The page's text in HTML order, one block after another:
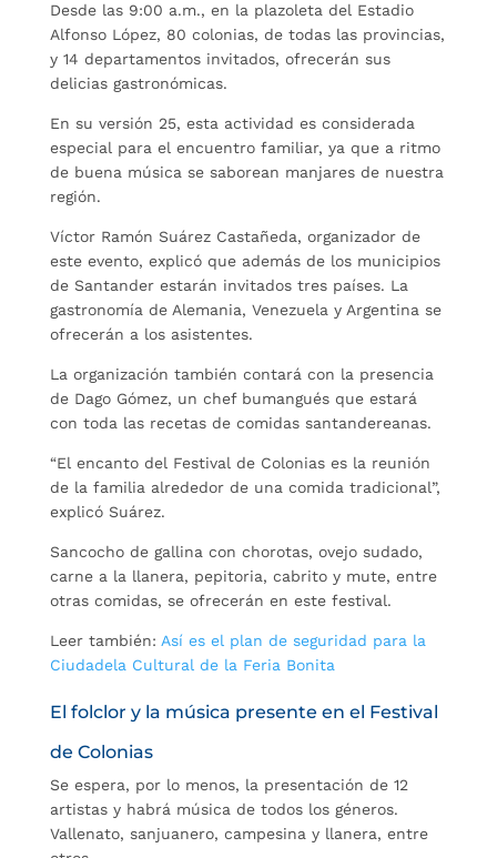
Desde las 9:00 a.m., en la plazoleta del Estadio
Alfonso López, 80 colonias, de todas las provincias,
y 14 departamentos invitados, ofrecerán sus
delicias gastronómicas.
En su versión 25, esta actividad es considerada
especial para el encuentro familiar, ya que a ritmo
de buena música se saborean manjares de nuestra
región.
Víctor Ramón Suárez Castañeda, organizador de
este evento, explicó que además de los municipios
de Santander estarán invitados tres países. La
gastronomía de Alemania, Venezuela y Argentina se
ofrecerán a los asistentes.
La organización también contará con la presencia
de Dago Gómez, un chef bumangués que estará
con toda las recetas de comidas santandereanas.
“El encanto del Festival de Colonias es la reunión
de la familia alrededor de una comida tradicional”,
explicó Suárez.
Sancocho de gallina con chorotas, ovejo sudado,
carne a la llanera, pepitoria, cabrito y mute, entre
otras comidas, se ofrecerán en este festival.
Leer también: Así es el plan de seguridad para la
Ciudadela Cultural de la Feria Bonita
El folclor y la música presente en el Festival
de Colonias
Se espera, por lo menos, la presentación de 12
artistas y habrá música de todos los géneros.
Vallenato, sanjuanero, campesina y llanera, entre